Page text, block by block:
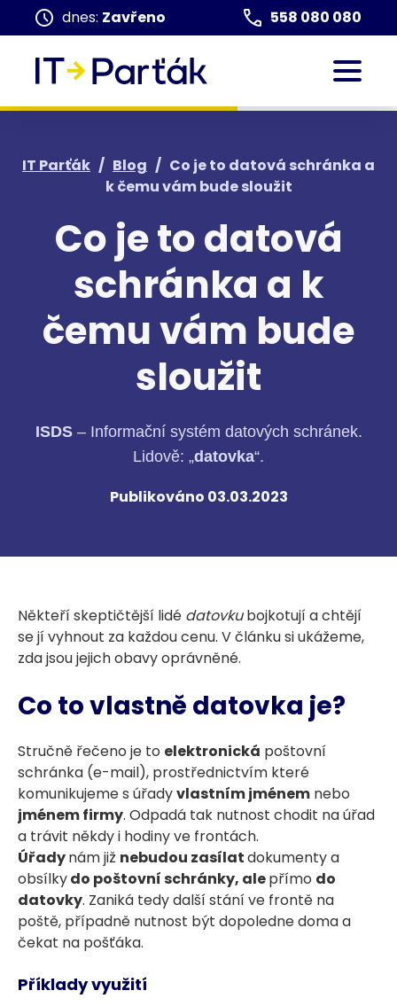
dnes: Zavřeno 558 080 080
IT Parťák / Blog / Co je to datová schránka a
k čemu vám bude sloužit
Co je to datová
schránka a k
čemu vám bude
sloužit
ISDS – Informační systém datových schránek.
Lidově: „datovka“.
Publikováno 03.03.2023
Někteří skeptičtější lidé datovkubojkotují a chtějí
se jí vyhnout za každou cenu. V článku si ukážeme,
zda jsou jejich obavy oprávněné.
Co to vlastně datovka je?
Stručně řečeno je to elektronická poštovní
schránka (e-mail), prostřednictvím které
komunikujeme s úřadyvlastním jménem nebo
jménem firmy. Odpadá tak nutnost chodit na úřad
a trávit někdy i hodiny ve frontách.
Úřadynám již nebudou zasílatdokumenty a
obsílkydo poštovní schránky, alepřímo do
datovky. Zaniká tedy další stání ve frontě na
poště, případně nutnost být dopoledne doma a
čekat na pošťáka.
Příklady využití